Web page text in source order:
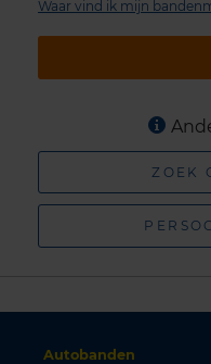
Waar vind ik mijn
ZOEK
Autobanden